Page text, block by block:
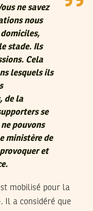
ne savez
nous
stade. Ils
Cela
lesquels ils
de la
se
pouvons
ministère de
et
mobilisé pour la
Il a considéré que